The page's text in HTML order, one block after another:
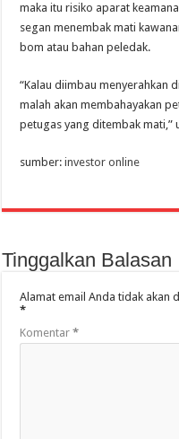
maka itu risiko aparat
segan menembak mati
bom atau bahan peledak.
“Kalau diimbau menyerahkan
malah akan membahayakan
petugas yang ditembak mati,”
sumber:investor online
Tinggalkan Balasan
Alamat email Anda tidak akan
*
Komentar*